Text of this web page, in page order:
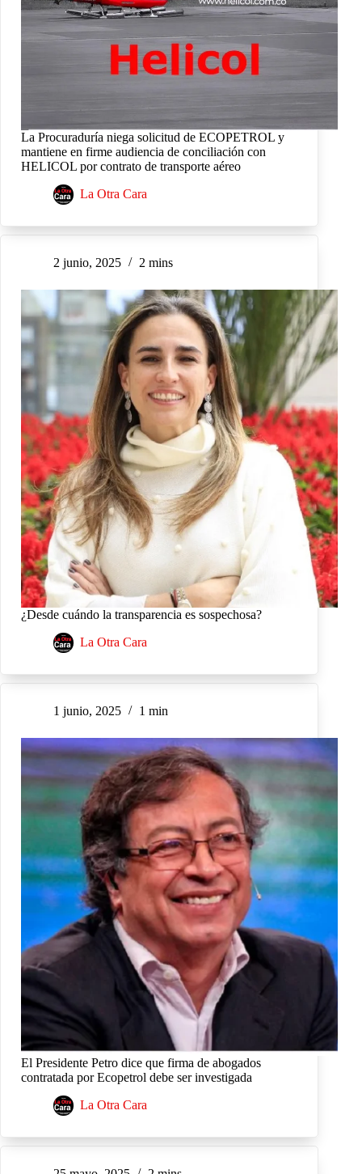
La Procuraduría niega solicitud de ECOPETROL y
mantiene en firme audiencia de conciliación con
HELICOL por contrato de transporte aéreo
La Otra Cara
2 junio, 2025 2 mins
¿Desde cuándo la transparencia es sospechosa?
La Otra Cara
1 junio, 2025 1 min
El Presidente Petro dice que firma de abogados
contratada por Ecopetrol debe ser investigada
La Otra Cara